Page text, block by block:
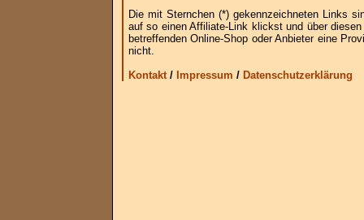
Die mit Sternchen (*) gekennzeichneten Links
auf so einen Affiliate-Link klickst und über
betreffenden Online-Shop oder Anbieter eine
nicht.
Kontakt/ Impressum / Datenschutzerklärung